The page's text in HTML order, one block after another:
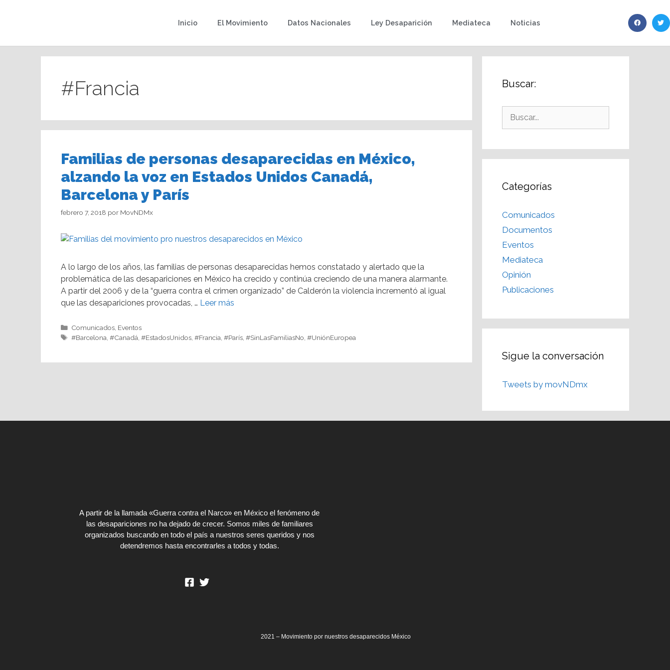
Inicio El Movimiento Datos Nacionales Ley Desaparición Mediateca Noticias
#Francia
Familias de personas desaparecidas en México,
alzando la voz en Estados Unidos Canadá,
Barcelona y París
febrero 7, 2018 por MovNDMx
A lo largo de los años, las familias de personas desaparecidas hemos constatado y alertado que la
problemática de las desapariciones en México ha crecido y continúa creciendo de una manera alarmante.
A partir del 2006 y de la “guerra contra el crimen organizado” de Calderón la violencia incrementó al igual
que las desapariciones provocadas, … Leer más
Comunicados Eventos
#Barcelona ,#Canadá ,#EstadosUnidos ,#Francia ,#París ,#SinLasFamiliasNo ,#UniónEuropea
Buscar:
Categorías
Comunicados
Documentos
Eventos
Mediateca
Opinión
Publicaciones
Sigue la conversación
Tweets by movNDmx
A partir de la llamada «Guerra contra el Narco» en México el fenómeno de
las desapariciones no ha dejado de crecer. Somos miles de familiares
organizados buscando en todo el país a nuestros seres queridos y nos
detendremos hasta encontrarles a todos y todas.
2021 – Movimiento por nuestros desaparecidos México